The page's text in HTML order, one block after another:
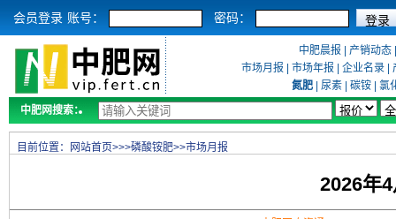
会员登录 账号： 密码：
中肥晨报 产销动态
市场月报
市场年报 企业名录
氮肥
尿素 碳铵
氯
中肥网搜索：
目前位置： 网站首页>>>磷酸铵肥>>市场月报
2026年